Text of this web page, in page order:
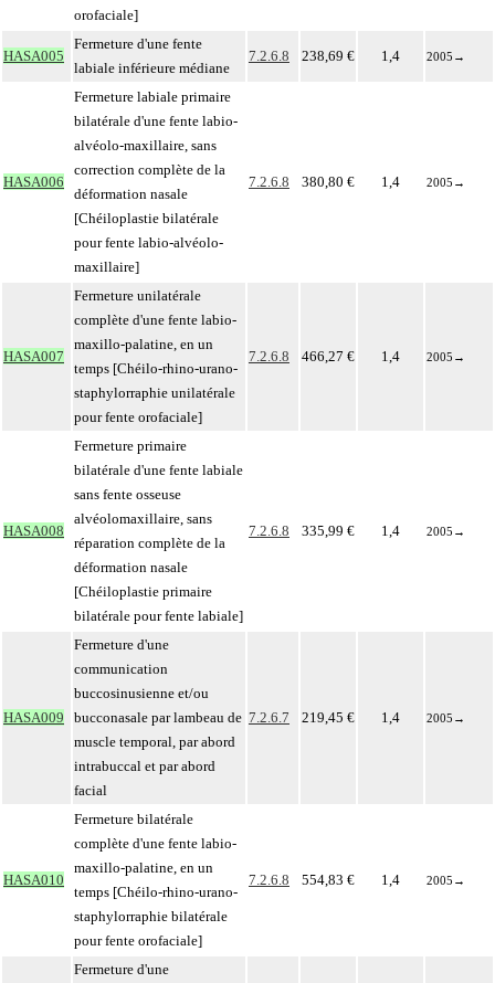
orofaciale]
HASA005
Fermeture d'une fente
labiale inférieure médiane
7.2.6.8 238,69 € 1,4 2005 →
HASA006
Fermeture labiale primaire
bilatérale d'une fente labio-
alvéolo-maxillaire, sans
correction complète de la
déformation nasale
[Chéiloplastie bilatérale
pour fente labio-alvéolo-
maxillaire]
7.2.6.8 380,80 € 1,4 2005 →
HASA007
Fermeture unilatérale
complète d'une fente labio-
maxillo-palatine, en un
temps [Chéilo-rhino-urano-
staphylorraphie unilatérale
pour fente orofaciale]
7.2.6.8 466,27 € 1,4 2005 →
HASA008
Fermeture primaire
bilatérale d'une fente labiale
sans fente osseuse
alvéolomaxillaire, sans
réparation complète de la
déformation nasale
[Chéiloplastie primaire
bilatérale pour fente labiale]
7.2.6.8 335,99 € 1,4 2005 →
HASA009
Fermeture d'une
communication
buccosinusienne et/ou
bucconasale par lambeau de
muscle temporal, par abord
intrabuccal et par abord
facial
7.2.6.7 219,45 € 1,4 2005 →
HASA010
Fermeture bilatérale
complète d'une fente labio-
maxillo-palatine, en un
temps [Chéilo-rhino-urano-
staphylorraphie bilatérale
pour fente orofaciale]
7.2.6.8 554,83 € 1,4 2005 →
Fermeture d'une